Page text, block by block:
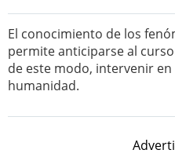
El conocimiento de los
permite anticiparse al
de este modo, intervenir
humanidad.